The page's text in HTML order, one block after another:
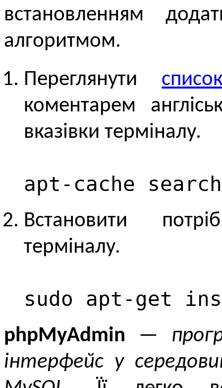
встановленням
алгоритмом.
Переглянути
коментарем
вказівки терміналу.
apt-cache
Встановити
терміналу.
sudo apt-get
phpMyAdmin —
інтерфейс у